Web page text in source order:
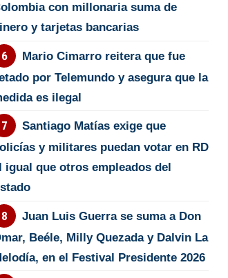
con millonaria suma de
y tarjetas bancarias
Mario Cimarro reitera que fue
por Telemundo y asegura que la
es ilegal
Santiago Matías exige que
y militares puedan votar en RD
igual que otros empleados del
Juan Luis Guerra se suma a Don
Beéle, Milly Quezada y Dalvin La
en el Festival Presidente 2026